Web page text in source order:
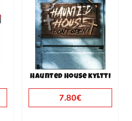
Haunted House kyltti
7.80€